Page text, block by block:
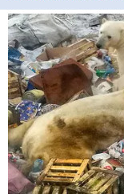
This site uses cookies to
to